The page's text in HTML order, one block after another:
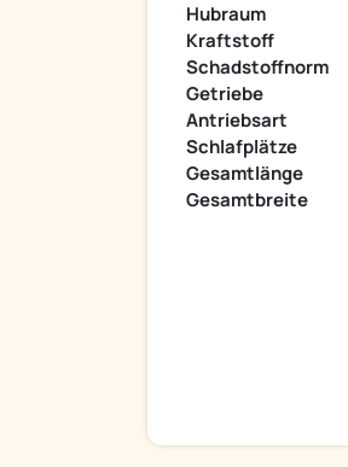
Hubraum
Kraftstoff
Schadstoffnorm
Getriebe
Antriebsart
Schlafplätze
Gesamtlänge
Gesamtbreite